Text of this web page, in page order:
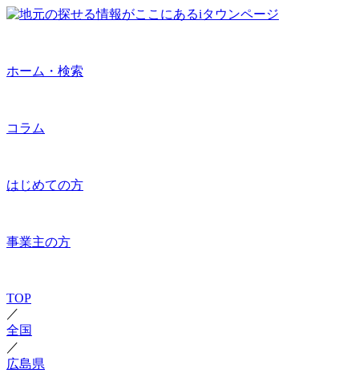
ホーム・検索
コラム
はじめての方
事業主の方
TOP
／
全国
／
広島県